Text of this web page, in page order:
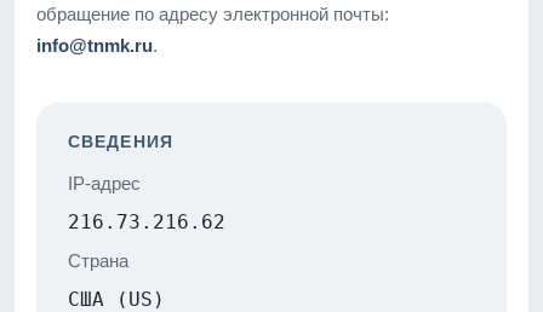
обращение по адресу электронной почты:
info@tnmk.ru.
СВЕДЕНИЯ
IP-адрес
216.73.216.62
Страна
США (US)